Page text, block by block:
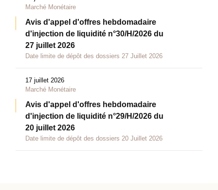
Marché Monétaire
Avis d'appel d'offres hebdomadaire
d'injection de liquidité n°30/H/2026 du
27 juillet 2026
Date limite de dépôt des dossiers 27 Juillet 2026
17 juillet 2026
Marché Monétaire
Avis d'appel d'offres hebdomadaire
d'injection de liquidité n°29/H/2026 du
20 juillet 2026
Date limite de dépôt des dossiers 20 Juillet 2026